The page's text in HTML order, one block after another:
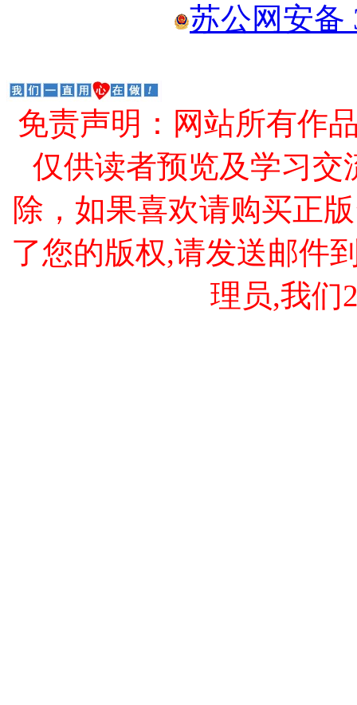
苏公网安备
免责声明：网站所有作
仅供读者预览及学习交
除，如果喜欢请购买正
了您的版权,请发送邮件
理员,我们